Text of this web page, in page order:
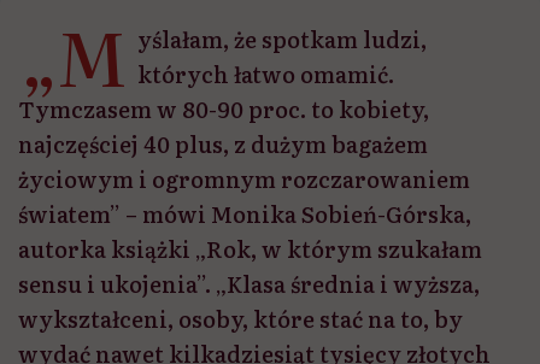
„M yślałam, że spotkam ludzi,
których łatwo omamić.
Tymczasem w 80-90 proc. to kobiety,
najczęściej 40 plus, z dużym bagażem
życiowym i ogromnym rozczarowaniem
światem” – mówi Monika Sobień-Górska,
autorka książki „Rok, w którym szukałam
sensu i ukojenia”. „Klasa średnia i wyższa,
wykształceni, osoby, które stać na to, by
wydać nawet kilkadziesiąt tysięcy złotych